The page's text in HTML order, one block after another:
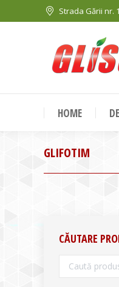
Strada Gării nr.
HOME
GLIFOTIM
CĂUTARE